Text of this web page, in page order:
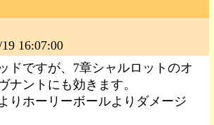
16:07:00
ドですが、7章シャルロットのオ
ナントにも効きます。
りホーリーボールよりダメージ